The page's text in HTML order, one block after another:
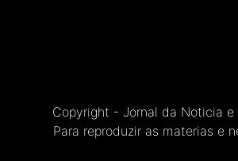
Copyright - Jornal da Noticia
Para reproduzir as materias e